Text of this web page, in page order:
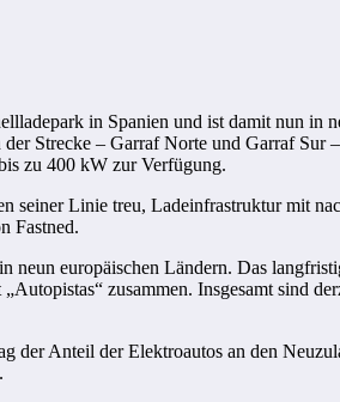
in Spanien und ist damit nun in
Strecke – Garraf Norte und Garraf Sur
zu 400 kW zur Verfügung.
seiner Linie treu, Ladeinfrastruktur mit
Fastned.
neun europäischen Ländern. Das
zusammen. Insgesamt sind
der Anteil der Elektroautos an den